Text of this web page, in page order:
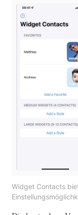
Widget Contacts